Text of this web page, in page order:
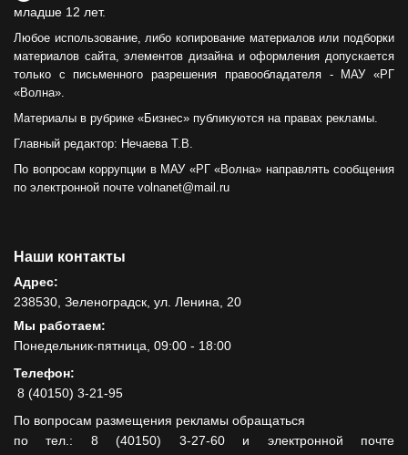
младше 12 лет.
Любое использование, либо копирование материалов или подборки
материалов сайта, элементов дизайна и оформления допускается
только с письменного разрешения правообладателя - МАУ «РГ
«Волна».
Материалы в рубрике «Бизнес» публикуются на правах рекламы.
Главный редактор: Нечаева Т.В.
По вопросам коррупции в МАУ «РГ «Волна» направлять сообщения
по электронной почте volnanet@mail.ru
Наши контакты
Адрес:
238530, Зеленоградск, ул. Ленина, 20
Мы работаем:
Понедельник-пятница, 09:00 - 18:00
Телефон:
8 (40150) 3-21-95
По вопросам размещения рекламы обращаться
по тел.: 8 (40150) 3-27-60 и электронной почте